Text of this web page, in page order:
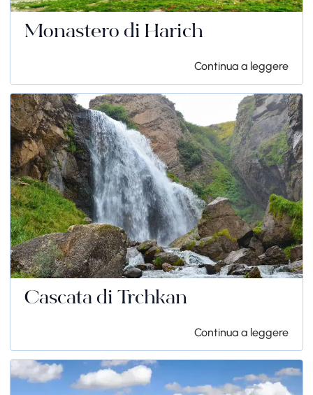
Monastero di Harich
Continua a leggere
Cascata di Trchkan
Continua a leggere